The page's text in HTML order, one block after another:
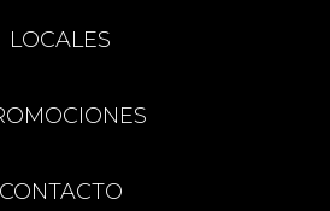
LOCALES
CONTACTO